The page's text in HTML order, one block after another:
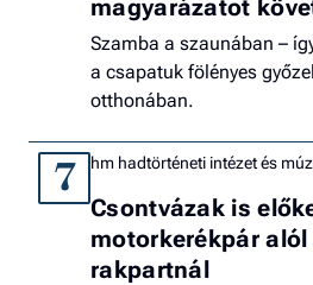
magyarázatot
Szamba a szaunában –
a csapatuk fölényes
otthonában.
7 hm hadtörténeti intézet és
Csontvázak is
motorkerékpár alól
rakpartnál